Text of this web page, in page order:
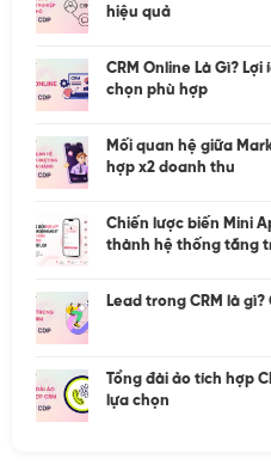
hiệu quả
CRM Online Là Gì?
chọn phù hợp
Mối quan hệ giữa
hợp x2 doanh thu
Chiến lược biến Mini
thành hệ thống tăng
Lead trong CRM là
Tổng đài ảo tích hợp
lựa chọn